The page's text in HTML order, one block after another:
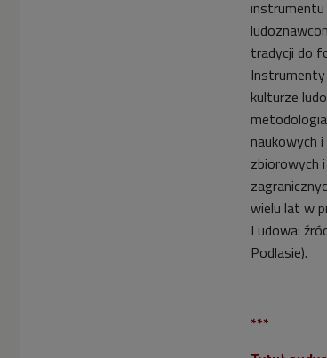
tradycji do
kulturze
naukowych
zbiorowych
wielu lat w
Ludowa:
Podlasie).
***